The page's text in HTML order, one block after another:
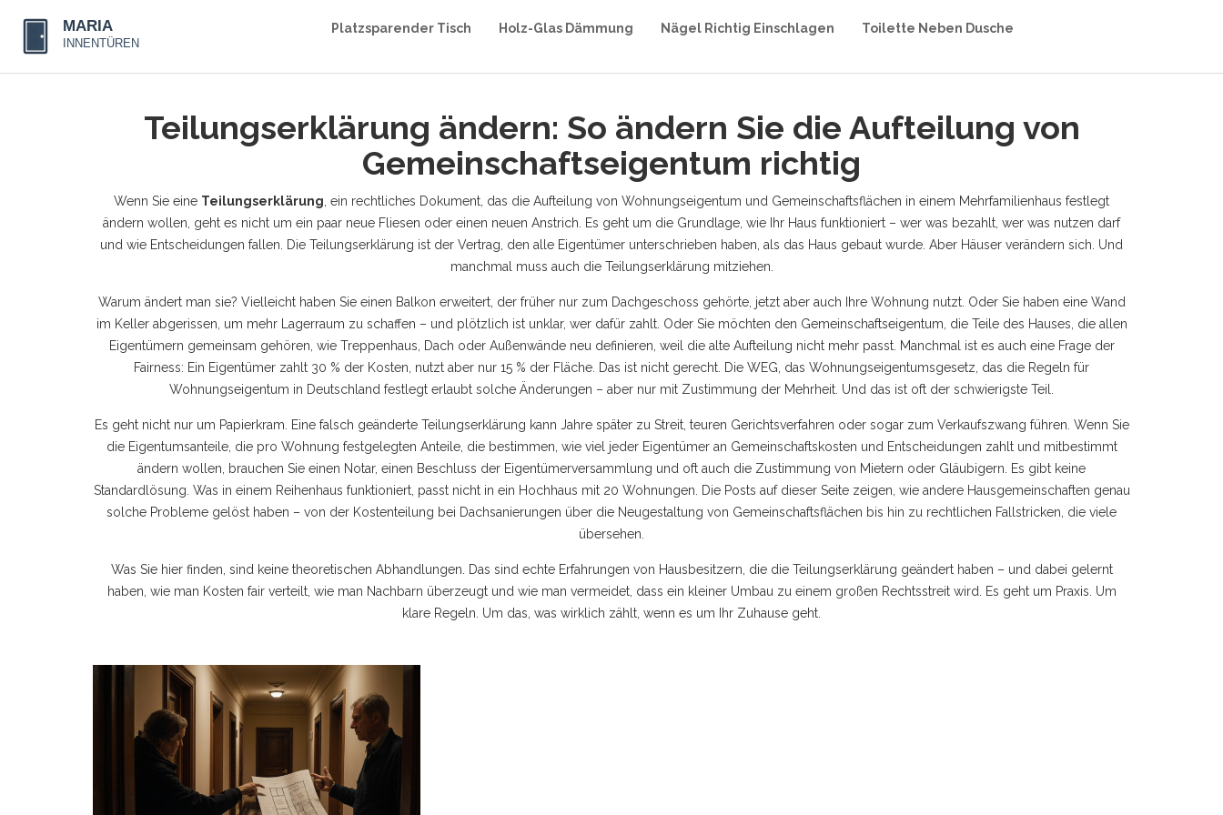
Platzsparender Tisch Holz-Glas Dämmung Nägel Richtig Einschlagen Toilette Neben Dusche
Teilungserklärung ändern: So ändern Sie die Aufteilung von
Gemeinschaftseigentum richtig
Wenn Sie eine Teilungserklärung ein rechtliches Dokument, das die Aufteilung von Wohnungseigentum und Gemeinschaftsflächen in einem Mehrfamilienhaus festlegt
ändern wollen, geht es nicht um ein paar neue Fliesen oder einen neuen Anstrich. Es geht um die Grundlage, wie Ihr Haus funktioniert – wer was bezahlt, wer was nutzen darf
und wie Entscheidungen fallen. Die Teilungserklärung ist der Vertrag, den alle Eigentümer unterschrieben haben, als das Haus gebaut wurde. Aber Häuser verändern sich. Und
manchmal muss auch die Teilungserklärung mitziehen.
Warum ändert man sie? Vielleicht haben Sie einen Balkon erweitert, der früher nur zum Dachgeschoss gehörte, jetzt aber auch Ihre Wohnung nutzt. Oder Sie haben eine Wand
im Keller abgerissen, um mehr Lagerraum zu schaffen – und plötzlich ist unklar, wer dafür zahlt. Oder Sie möchten den Gemeinschaftseigentum die Teile des Hauses, die allen
Eigentümern gemeinsam gehören, wie Treppenhaus, Dach oder Außenwändeneu definieren, weil die alte Aufteilung nicht mehr passt. Manchmal ist es auch eine Frage der
Fairness: Ein Eigentümer zahlt 30 % der Kosten, nutzt aber nur 15 % der Fläche. Das ist nicht gerecht. Die WEG das Wohnungseigentumsgesetz, das die Regeln für
Wohnungseigentum in Deutschland festlegt erlaubt solche Änderungen – aber nur mit Zustimmung der Mehrheit. Und das ist oft der schwierigste Teil.
Es geht nicht nur um Papierkram. Eine falsch geänderte Teilungserklärung kann Jahre später zu Streit, teuren Gerichtsverfahren oder sogar zum Verkaufszwang führen. Wenn Sie
die Eigentumsanteile, die pro Wohnung festgelegten Anteile, die bestimmen, wie viel jeder Eigentümer an Gemeinschaftskosten und Entscheidungen zahlt und mitbestimmt
ändern wollen, brauchen Sie einen Notar, einen Beschluss der Eigentümerversammlung und oft auch die Zustimmung von Mietern oder Gläubigern. Es gibt keine
Standardlösung. Was in einem Reihenhaus funktioniert, passt nicht in ein Hochhaus mit 20 Wohnungen. Die Posts auf dieser Seite zeigen, wie andere Hausgemeinschaften genau
solche Probleme gelöst haben – von der Kostenteilung bei Dachsanierungen über die Neugestaltung von Gemeinschaftsflächen bis hin zu rechtlichen Fallstricken, die viele
übersehen.
Was Sie hier finden, sind keine theoretischen Abhandlungen. Das sind echte Erfahrungen von Hausbesitzern, die die Teilungserklärung geändert haben – und dabei gelernt
haben, wie man Kosten fair verteilt, wie man Nachbarn überzeugt und wie man vermeidet, dass ein kleiner Umbau zu einem großen Rechtsstreit wird. Es geht um Praxis. Um
klare Regeln. Um das, was wirklich zählt, wenn es um Ihr Zuhause geht.